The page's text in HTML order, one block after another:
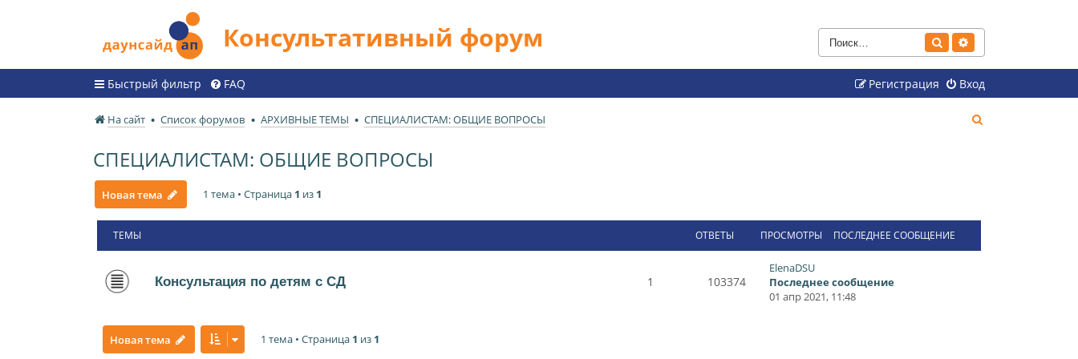
Консультативный форум Поиск
Быстрый фильтр FAQ Вход
Регистрация
На сайт Список форумов АРХИВНЫЕ ТЕМЫ СПЕЦИАЛИСТАМ: ОБЩИЕ ВОПРОСЫ
СПЕЦИАЛИСТАМ: ОБЩИЕ ВОПРОСЫ
Новая тема 1 тема • Страница 1 из 1
ТЕМЫ ОТВЕТЫ ПРОСМОТРЫ ПОСЛЕДНЕЕ СООБЩЕНИЕ
Консультация по детям с СД 1 103374
ElenaDSU
Последнее сообщение
01 апр 2021, 11:48
Новая тема 1 тема • Страница 1 из 1